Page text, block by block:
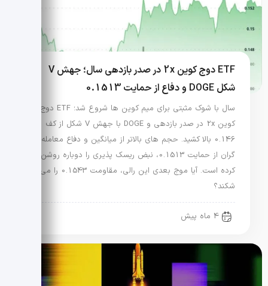
ETF دوج کوین 2x در صدر بازدهی سال؛ جهش V
شکل DOGE و دفاع از حمایت 0.1513
سال با شوک مثبتی برای میم کوین ها شروع شد؛ ETF دوج
کوین 2x در صدر بازدهی و DOGE با جهش V شکل از کف
0.146 بالا کشید. حجم های بالاتر از میانگین و دفاع معامله
گران از حمایت 0.1513، نبض ریسک پذیری را دوباره روشن
کرده است. آیا موج بعدی این رالی، مقاومت 0.1543 را می
شکند؟
4 ماه پیش